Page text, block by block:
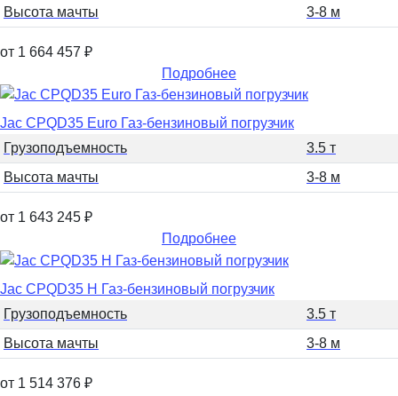
Высота мачты
3-8 м
от 1 664 457 ₽
Подробнее
Jac CPQD35 Euro Газ-бензиновый погрузчик
Грузоподъемность
3.5 т
Высота мачты
3-8 м
от 1 643 245 ₽
Подробнее
Jac CPQD35 H Газ-бензиновый погрузчик
Грузоподъемность
3.5 т
Высота мачты
3-8 м
от 1 514 376 ₽